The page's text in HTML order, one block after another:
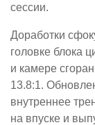
сессии.
Доработки
головке блока
и камере
13.8:1.
внутреннее
на впуске и